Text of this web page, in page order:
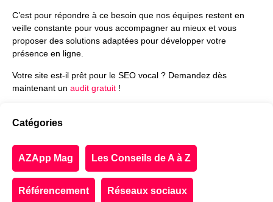
C’est pour répondre à ce besoin que nos équipes restent en
veille constante pour vous accompagner au mieux et vous
proposer des solutions adaptées pour développer votre
présence en ligne.
Votre site est-il prêt pour le SEO vocal ? Demandez dès
maintenant un audit gratuit !
Catégories
AZApp Mag Les Conseils de A à Z
Référencement Réseaux sociaux